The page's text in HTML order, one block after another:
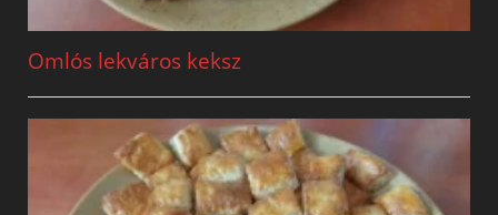
Omlós lekváros keksz